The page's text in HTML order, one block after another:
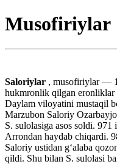
Musofiriylar
Saloriylar , musofiriylar —
hukmronlik qilgan eronliklar
Daylam viloyatini mustaqil
Marzubon Saloriy
S. sulolasiga asos soldi.
Arrondan haydab chiqardi.
Saloriy ustidan gʻalaba
qildi. Shu bilan S. sulolasi